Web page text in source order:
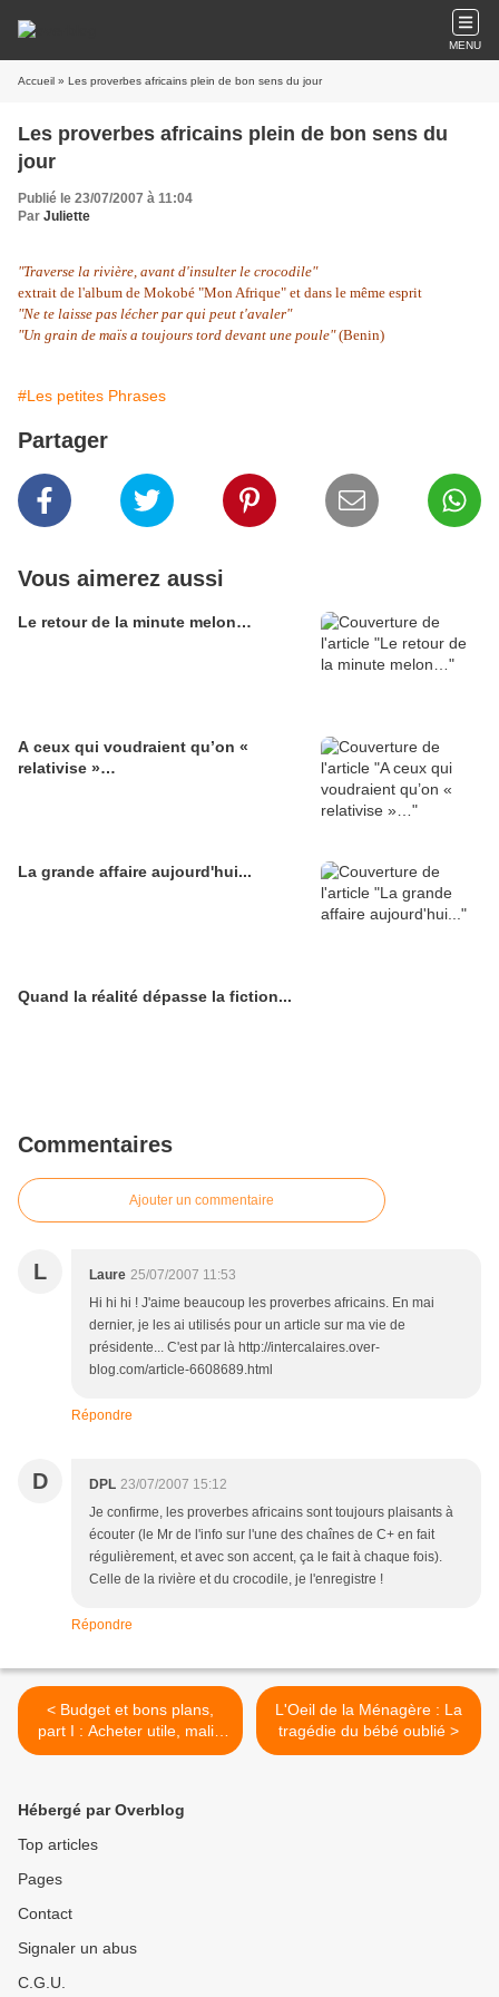
MENU
Accueil » Les proverbes africains plein de bon sens du jour
Les proverbes africains plein de bon sens du
jour
Publié le 23/07/2007 à 11:04
Par Juliette
"Traverse la rivière, avant d'insulter le crocodile"
extrait de l'album de Mokobé "Mon Afrique" et dans le même esprit
"Ne te laisse pas lécher par qui peut t'avaler"
"Un grain de maïs a toujours tord devant une poule"(Benin)
#Les petites Phrases
Partager
Vous aimerez aussi
Le retour de la minute melon…
A ceux qui voudraient qu’on «
relativise »…
La grande affaire aujourd'hui...
Quand la réalité dépasse la fiction...
Commentaires
Ajouter un commentaire
L Laure 25/07/2007 11:53
Hi hi hi ! J'aime beaucoup les proverbes africains. En mai
dernier, je les ai utilisés pour un article sur ma vie de
présidente... C'est par là http://intercalaires.over-
blog.com/article-6608689.html
Répondre
D DPL 23/07/2007 15:12
Je confirme, les proverbes africains sont toujours plaisants à
écouter (le Mr de l'info sur l'une des chaînes de C+ en fait
régulièrement, et avec son accent, ça le fait à chaque fois).
Celle de la rivière et du crocodile, je l'enregistre !
Répondre
< Budget et bons plans,
part I : Acheter utile, malin
et moins cher pour l’arrivée
L'Oeil de la Ménagère : La
tragédie du bébé oublié >
Hébergé par Overblog
Top articles
Pages
Contact
Signaler un abus
C.G.U.